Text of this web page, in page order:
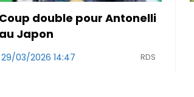
Le Maroc accroché pour la
première de Mo Ouahbi
29/03/2026 10:47 Walfoot.be